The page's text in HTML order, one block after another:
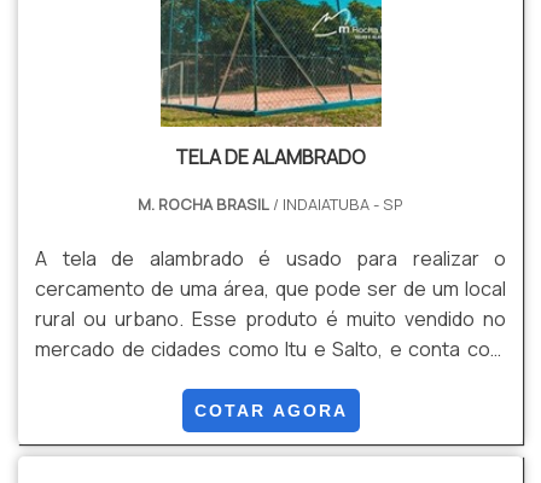
TELA DE ALAMBRADO
M. ROCHA BRASIL / INDAIATUBA - SP
A tela de alambrado é usado para realizar o
cercamento de uma área, que pode ser de um local
rural ou urbano. Esse produto é muito vendido no
mercado de cidades como Itu e Salto, e conta com
outro.Características O principal fator que difere
esses modelos é o tipo de arame usado na produção
COTAR AGORA